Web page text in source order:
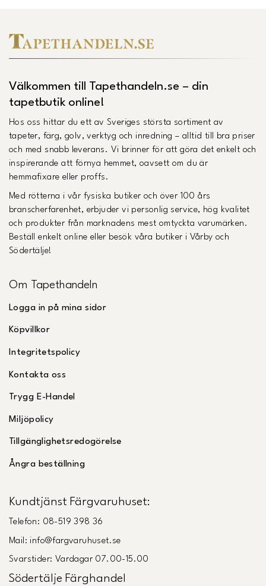
Välkommen till Tapethandeln.se – din
tapetbutik online!
Hos oss hittar du ett av Sveriges största sortiment av
tapeter, färg, golv, verktyg och inredning – alltid till bra priser
och med snabb leverans. Vi brinner för att göra det enkelt och
inspirerande att förnya hemmet, oavsett om du är
hemmafixare eller proffs.
Med rötterna i vår fysiska butiker och över 100 års
branscherfarenhet, erbjuder vi personlig service, hög kvalitet
och produkter från marknadens mest omtyckta varumärken.
Beställ enkelt online eller besök våra butiker i Vårby och
Södertälje!
Om Tapethandeln
Logga in på mina sidor
Köpvillkor
Integritetspolicy
Kontakta oss
Trygg E-Handel
Miljöpolicy
Tillgänglighetsredogörelse
Ångra beställning
Kundtjänst Färgvaruhuset:
Telefon: 08-519 398 36
Mail: info@fargvaruhuset.se
Svarstider: Vardagar 07.00-15.00
Södertälje Färghandel